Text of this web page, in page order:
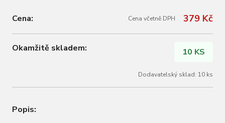
Cena: Cena včetně DPH 379 Kč
Okamžitě skladem: 10 KS
Dodavatelský sklad: 10 ks
Popis: